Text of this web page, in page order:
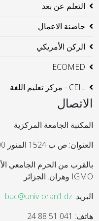
التعلم عن بعد
حاضنة الاعمال
الركن الأمريكي
ECOMED
CEIL - مركز تعليم اللغة
الاتصال
المكتبة الجامعة المركزية
العنوان: ص ب 1524 المنور 31000 وهران
بالقرب من الحرم الجامعي
IGMO وهران. الجزائر
البريد: buc@univ-oran1.dz
هاتف: 041 51 88 24